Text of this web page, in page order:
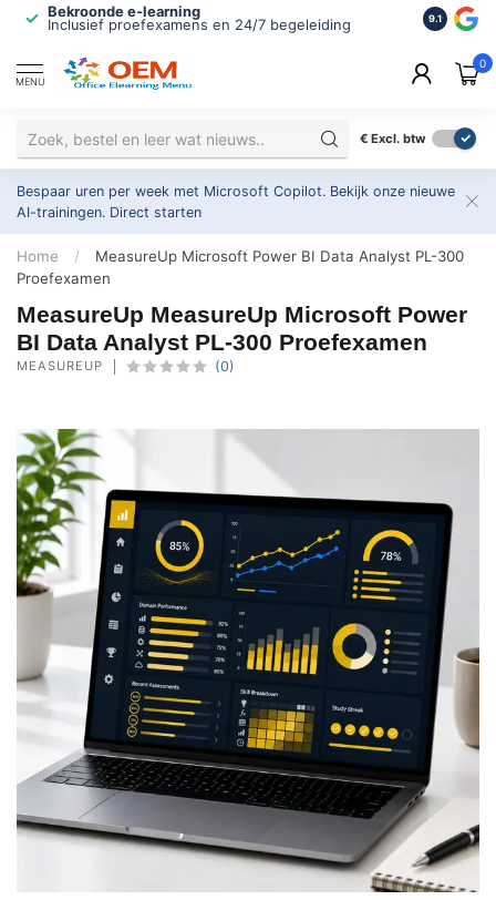
Bekroonde e-learning
Inclusief proefexamens en 24/7 begeleiding
ISO
2.500+
9.1
MENU
0
€ Excl. btw
Bespaar uren per week met Microsoft Copilot. Bekijk onze nieuwe
AI-trainingen. Direct starten
Home /
MeasureUp Microsoft Power BI Data Analyst PL-300
Proefexamen
MeasureUp MeasureUp Microsoft Power
BI Data Analyst PL-300 Proefexamen
MEASUREUP (0)